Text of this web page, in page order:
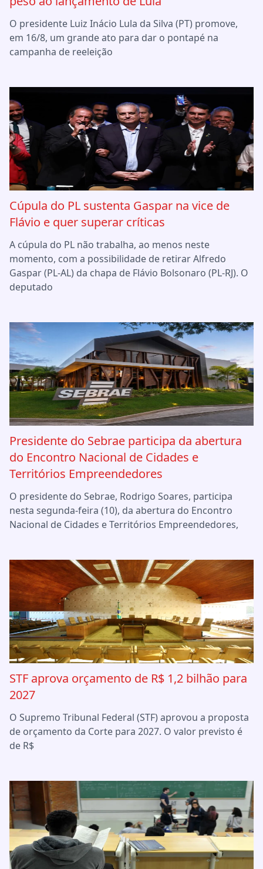
O presidente Luiz Inácio Lula da Silva (PT) promove,
em 16/8, um grande ato para dar o pontapé na
campanha de reeleição
Cúpula do PL sustenta Gaspar na vice de
Flávio e quer superar críticas
A cúpula do PL não trabalha, ao menos neste
momento, com a possibilidade de retirar Alfredo
Gaspar (PL-AL) da chapa de Flávio Bolsonaro (PL-RJ). O
deputado
Presidente do Sebrae participa da abertura
do Encontro Nacional de Cidades e
Territórios Empreendedores
O presidente do Sebrae, Rodrigo Soares, participa
nesta segunda-feira (10), da abertura do Encontro
Nacional de Cidades e Territórios Empreendedores,
STF aprova orçamento de R$ 1,2 bilhão para
2027
O Supremo Tribunal Federal (STF) aprovou a proposta
de orçamento da Corte para 2027. O valor previsto é
de R$